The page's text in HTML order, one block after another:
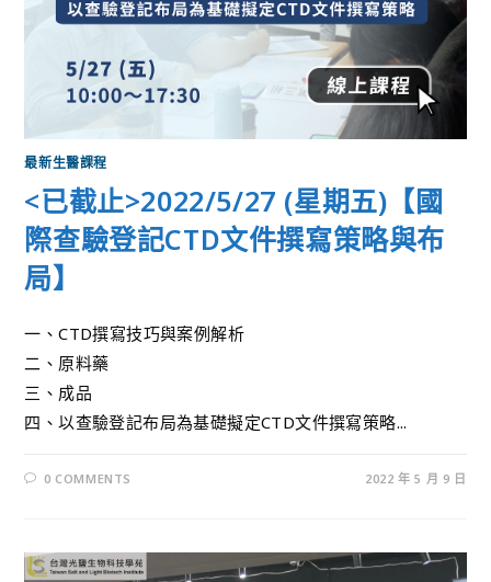
最新生醫課程
<已截止>2022/5/27 (星期五)【國
際查驗登記CTD文件撰寫策略與布
局】
一、CTD撰寫技巧與案例解析
二、原料藥
三、成品
四、以查驗登記布局為基礎擬定CTD文件撰寫策略...
0 COMMENTS 2022 年 5 月 9 日